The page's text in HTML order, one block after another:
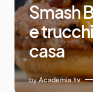
Smash
e
casa
by Academia.tv